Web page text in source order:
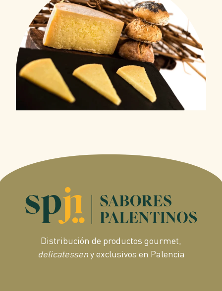
Distribución de productos gourmet,
delicatesseny exclusivos en Palencia